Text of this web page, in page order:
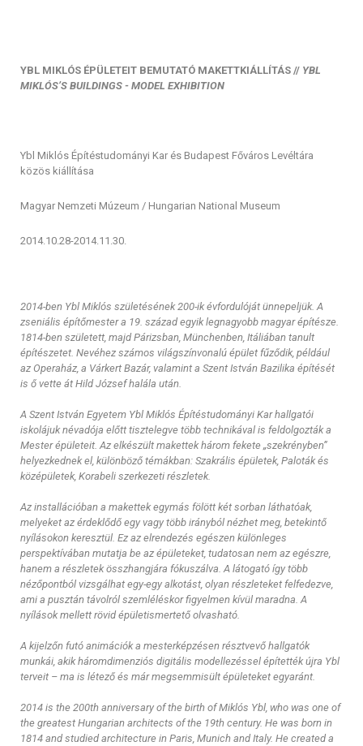
YBL MIKLÓS ÉPÜLETEIT BEMUTATÓ MAKETTKIÁLLÍTÁS // YBL
MIKLÓS’S BUILDINGS - MODEL EXHIBITION
Ybl Miklós Építéstudományi Kar és Budapest Főváros Levéltára
közös kiállítása
Magyar Nemzeti Múzeum / Hungarian National Museum
2014.10.28-2014.11.30.
2014-ben Ybl Miklós születésének 200-ik évfordulóját ünnepeljük. A
zseniális építőmester a 19. század egyik legnagyobb magyar építésze.
1814-ben született, majd Párizsban, Münchenben, Itáliában tanult
építészetet. Nevéhez számos világszínvonalú épület fűződik, például
az Operaház, a Várkert Bazár, valamint a Szent István Bazilika építését
is ő vette át Hild József halála után.
A Szent István Egyetem Ybl Miklós Építéstudományi Kar hallgatói
iskolájuk névadója előtt tisztelegve több technikával is feldolgozták a
Mester épületeit. Az elkészült makettek három fekete „szekrényben”
helyezkednek el, különböző témákban: Szakrális épületek, Paloták és
középületek, Korabeli szerkezeti részletek.
Az installációban a makettek egymás fölött két sorban láthatóak,
melyeket az érdeklődő egy vagy több irányból nézhet meg, betekintő
nyílásokon keresztül. Ez az elrendezés egészen különleges
perspektívában mutatja be az épületeket, tudatosan nem az egészre,
hanem a részletek összhangjára fókuszálva. A látogató így több
nézőpontból vizsgálhat egy-egy alkotást, olyan részleteket felfedezve,
ami a pusztán távolról szemléléskor figyelmen kívül maradna. A
nyílások mellett rövid épületismertető olvasható.
A kijelzőn futó animációk a mesterképzésen résztvevő hallgatók
munkái, akik háromdimenziós digitális modellezéssel építették újra Ybl
terveit – ma is létező és már megsemmisült épületeket egyaránt.
2014 is the 200th anniversary of the birth of Miklós Ybl, who was one of
the greatest Hungarian architects of the 19th century. He was born in
1814 and studied architecture in Paris, Munich and Italy. He created a